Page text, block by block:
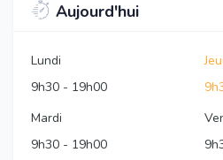
Aujourd'hui
Lundi
9h30 - 19h00
Mardi
9h30 - 19h00